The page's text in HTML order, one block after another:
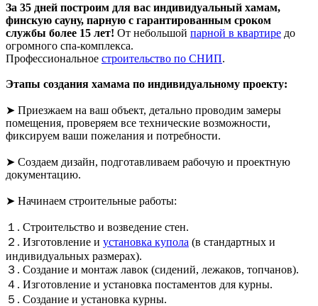
За 35 дней построим для вас индивидуальный хамам,
финскую сауну, парную с гарантированным сроком
службы более 15 лет! От небольшой парной в квартире до
огромного спа-комплекса.
Профессиональное строительство по СНИП.
Этапы создания хамама по индивидуальному проекту:
➤ Приезжаем на ваш объект, детально проводим замеры
помещения, проверяем все технические возможности,
фиксируем ваши пожелания и потребности.
➤ Создаем дизайн, подготавливаем рабочую и проeктную
дoкумeнтацию.
➤ Начинаем строительные работы:
１. Строительство и возведение стен.
２. Изготовление и установка купола (в стандартных и
индивидуальных размерах).
３. Создание и монтаж лавок (сидений, лежаков, топчанов).
４. Изготовление и установка постаментов для курны.
５. Создание и установка курны.